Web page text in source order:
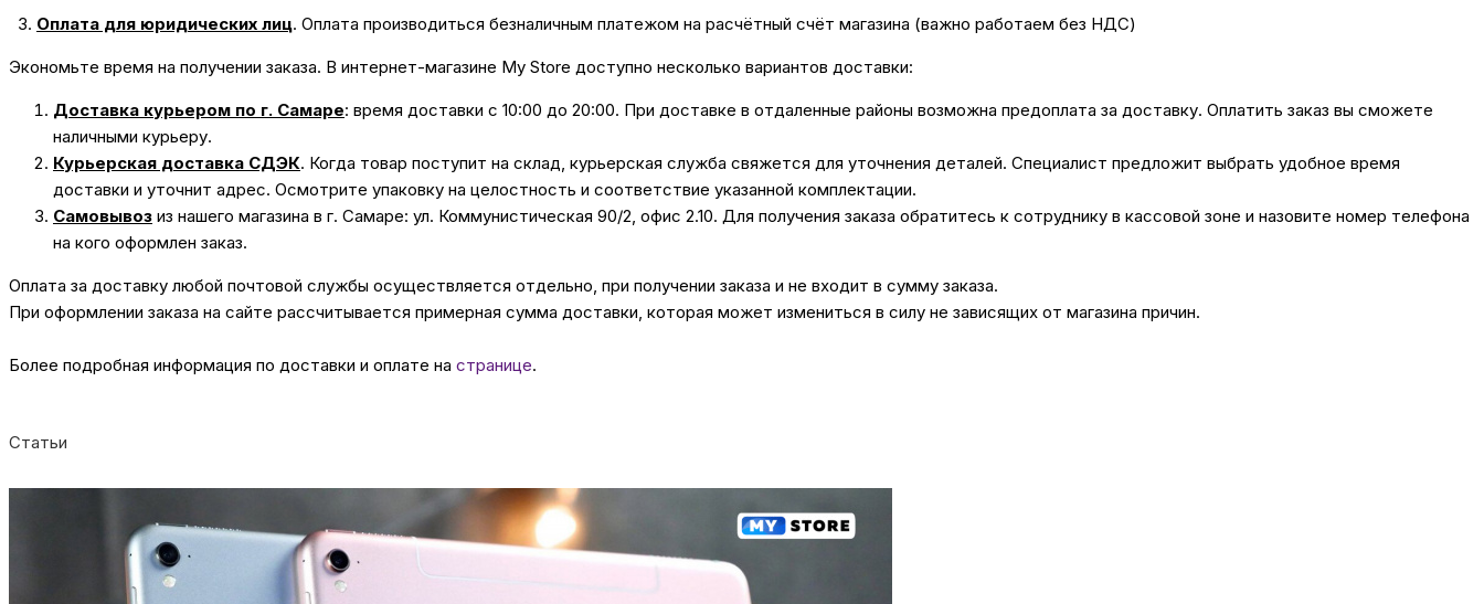
3. Оплата для юридических лиц. Оплата производиться безналичным платежом на расчётный счёт магазина (важно работаем без НДС)
Экономьте время на получении заказа. В интернет-магазине My Store доступно несколько вариантов доставки:
Доставка курьером по г. Самаре: время доставки с 10:00 до 20:00. При доставке в отдаленные районы возможна предоплата за доставку. Оплатить заказ вы сможете
наличными курьеру.
Курьерская доставка СДЭК. Когда товар поступит на склад, курьерская служба свяжется для уточнения деталей. Специалист предложит выбрать удобное время
доставки и уточнит адрес. Осмотрите упаковку на целостность и соответствие указанной комплектации.
Самовывоз из нашего магазина в г. Самаре: ул. Коммунистическая 90/2, офис 2.10. Для получения заказа обратитесь к сотруднику в кассовой зоне и назовите номер телефона
на кого оформлен заказ.
Оплата за доставку любой почтовой службы осуществляется отдельно, при получении заказа и не входит в сумму заказа.
При оформлении заказа на сайте рассчитывается примерная сумма доставки, которая может измениться в силу не зависящих от магазина причин.
Более подробная информация по доставки и оплате на странице.
Статьи